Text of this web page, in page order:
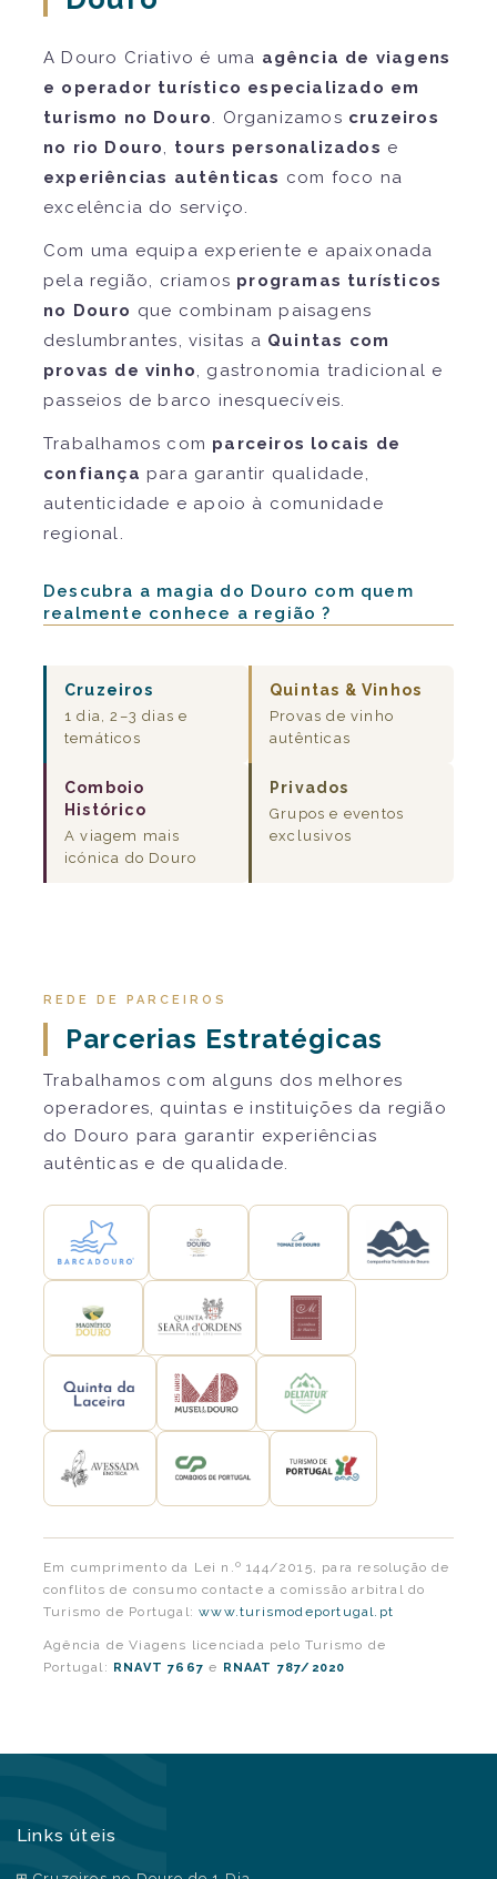
A Douro Criativo é uma agência de viagens
e operador turístico especializado em
turismo no Douro
. Organizamos cruzeiros
no rio Douro
tours personalizados e
experiências autênticas com foco na
excelência do serviço.
Com uma equipa experiente e apaixonada
pela região, criamos programas turísticos
no Douro que combinam paisagens
deslumbrantes, visitas a Quintas com
provas de vinho
, gastronomia tradicional e
passeios de barco inesquecíveis.
Trabalhamos com parceiros locais de
confiança para garantir qualidade,
autenticidade e apoio à comunidade
regional.
Descubra a magia do Douro com quem
realmente conhece a região ?
Cruzeiros
1 dia, 2–3 dias e
temáticos
Quintas & Vinhos
Provas de vinho
autênticas
Comboio
Histórico
A viagem mais
icónica do Douro
Privados
Grupos e eventos
exclusivos
REDE DE PARCEIROS
Parcerias Estratégicas
Trabalhamos com alguns dos melhores
operadores, quintas e instituições da região
do Douro para garantir experiências
autênticas e de qualidade.
Em cumprimento da Lei n.º 144/2015, para resolução de
conflitos de consumo contacte a comissão arbitral do
Turismo de Portugal:www.turismodeportugal.pt
Agência de Viagens licenciada pelo Turismo de
Portugal: RNAVT 7667 e RNAAT 787/2020
Links úteis